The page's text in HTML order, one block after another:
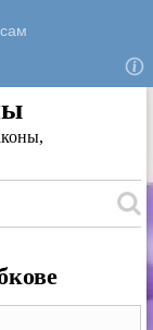
по сайту: rk-